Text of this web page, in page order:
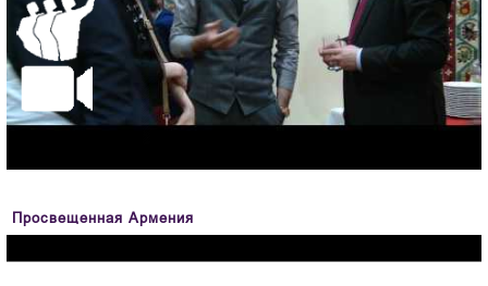
Просвещенная Армения